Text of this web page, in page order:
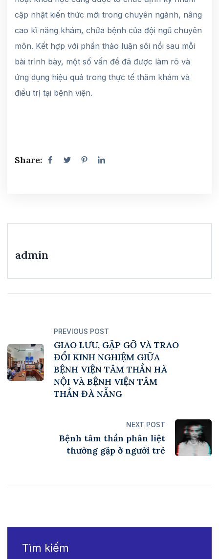
cập nhật kiến thức mới trong chuyên ngành, nâng
cao kĩ năng khám, chữa bệnh của đội ngũ chuyên
môn. Kết hợp với phần thảo luận sôi nổi sau mỗi
bài trình bày, một số vấn đề đã được làm rõ và
ứng dụng hiệu quả trong thực tế thăm khám và
điều trị tại bệnh viện.
Share:
admin
PREVIOUS POST
GIAO LƯU, GẶP GỠ VÀ TRAO
ĐỔI KINH NGHIỆM GIỮA
BỆNH VIỆN TÂM THẦN HÀ
NỘI VÀ BỆNH VIỆN TÂM
THẦN ĐÀ NẴNG
NEXT POST
Bệnh tâm thần phân liệt
thường gặp ở người trẻ
Tìm kiếm